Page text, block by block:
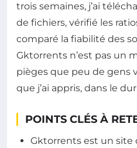
trois semaines, j’ai
de fichiers, vérifié les
comparé la fiabilité des
Gktorrents n’est pas un
pièges que peu de gens
que j’ai appris, dans le
POINTS CLÉS À
Gktorrents est un site